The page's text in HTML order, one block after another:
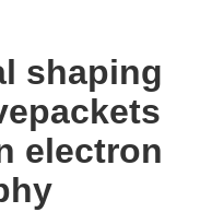
shaping
electron